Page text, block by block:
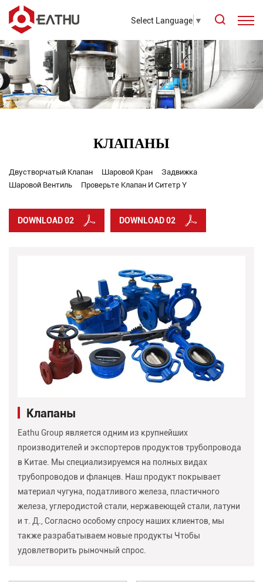
Select Language ▼
КЛАПАНЫ
Двустворчатый Клапан Шаровой Кран
Задвижка
Шаровой Вентиль
Проверьте Клапан И Ситетр Y
DOWNLOAD 02 DOWNLOAD 02
Клапаны
Eathu Group является одним из крупнейших
производителей и экспортеров продуктов трубопровода
в Китае. Мы специализируемся на полных видах
трубопроводов и фланцев. Наш продукт покрывает
материал чугуна, податливого железа, пластичного
железа, углеродистой стали, нержавеющей стали, латуни
и т. Д., Согласно особому спросу наших клиентов, мы
также разрабатываем новые продукты Чтобы
удовлетворить рыночный спрос.